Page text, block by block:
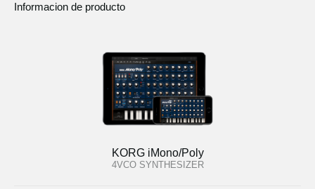
Informacion de producto
KORG iMono/Poly
4VCO SYNTHESIZER